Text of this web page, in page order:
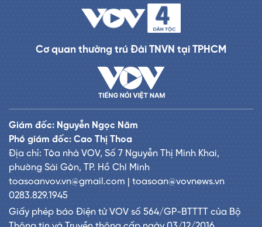
Cơ quan thường trú Đài TNVN tại TPHCM
Giám đốc: Nguyễn Ngọc Năm
Phó giám đốc: Cao Thị Thoa
Địa chỉ: Tòa nhà VOV, Số 7 Nguyễn Thị Minh Khai,
phường Sài Gòn, TP. Hồ Chí Minh
toasoanvov.vn@gmail.com | toasoan@vovnews.vn
0283.829.1945
Giấy phép báo Điện tử VOV số 564/GP-BTTTT của Bộ